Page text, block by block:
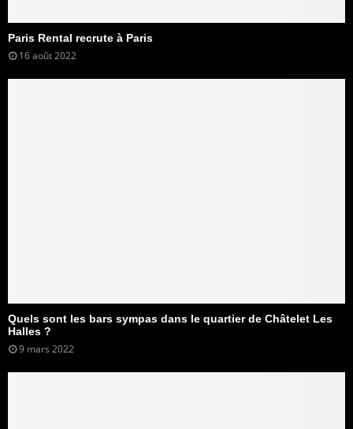
Paris Rental recrute à Paris
16 août 2022
Quels sont les bars sympas dans le quartier de Châtelet Les
Halles ?
9 mars 2022